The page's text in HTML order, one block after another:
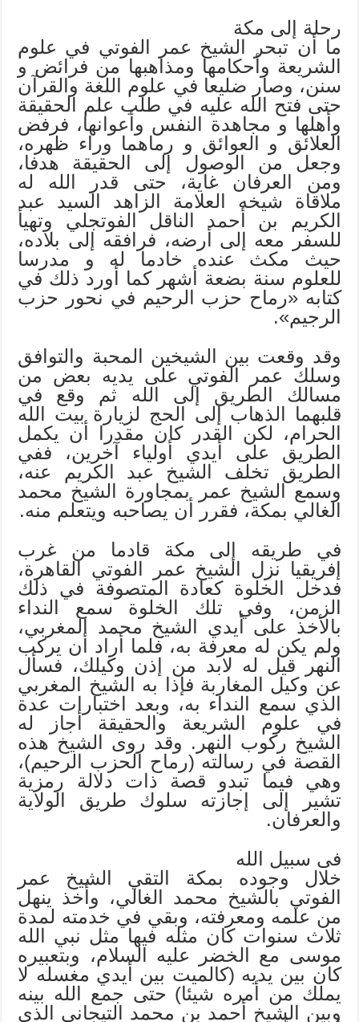
رحلة إلى مكة
ما أن تبحر الشيخ عمر الفوتي في علوم
الشريعة وأحكامها ومذاهبها من فرائض و
سنن، وصار ضليعا في علوم اللغة والقرآن
حتى فتح الله عليه في طلب علم الحقيقة
وأهلها و مجاهدة النفس وأعوانها، فرفض
العلائق و العوائق و رماهما وراء ظهره،
وجعل من الوصول إلى الحقيقة هدفا،
ومن العرفان غاية، حتى قدر الله له
ملاقاة شيخه العلامة الزاهد السيد عبد
الكريم بن أحمد الناقل الفوتجلي وتهيأ
للسفر معه إلى أرضه، فرافقه إلى بلاده،
حيث مكث عنده خادما له و مدرسا
للعلوم سنة بضعة أشهر كما أورد ذلك في
كتابه «رماح حزب الرحيم في نحور حزب
الرجيم».
وقد وقعت بين الشيخين المحبة والتوافق
وسلك عمر الفوتي على يديه بعض من
مسالك الطريق إلى الله ثم وقع في
قلبهما الذهاب إلى الحج لزيارة بيت الله
الحرام، لكن القدر كان مقدرا أن يكمل
الطريق على أيدي أولياء آخرين، ففي
الطريق تخلف الشيخ عبد الكريم عنه،
وسمع الشيخ عمر بمجاورة الشيخ محمد
الغالي بمكة، فقرر أن يصاحبه ويتعلم منه.
في طريقه إلى مكة قادما من غرب
إفريقيا نزل الشيخ عمر الفوتي القاهرة،
فدخل الخلوة كعادة المتصوفة في ذلك
الزمن، وفي تلك الخلوة سمع النداء
بالأخذ على أيدي الشيخ محمد المغربي،
ولم يكن له معرفة به، فلما أراد أن يركب
النهر قيل له لابد من إذن وكيلك، فسأل
عن وكيل المغاربة فإذا به الشيخ المغربي
الذي سمع النداء به، وبعد اختبارات عدة
في علوم الشريعة والحقيقة أجاز له
الشيخ ركوب النهر. وقد روى الشيخ هذه
القصة في رسالته (رماح الحزب الرحيم)،
وهي فيما تبدو قصة ذات دلالة رمزية
تشير إلى إجازته سلوك طريق الولاية
والعرفان.
فى سبيل الله
خلال وجوده بمكة التقي الشيخ عمر
الفوتي بالشيخ محمد الغالي، وأخذ ينهل
من علمه ومعرفته، وبقي في خدمته لمدة
ثلاث سنوات كان مثله فيها مثل نبي الله
موسى مع الخضر عليه السلام، وبتعبيره
كان بين يديه (كالميت بين أيدي مغسله لا
يملك من أمره شيئا) حتى جمع الله بينه
وبين الشيخ أحمد بن محمد التيجاني الذي